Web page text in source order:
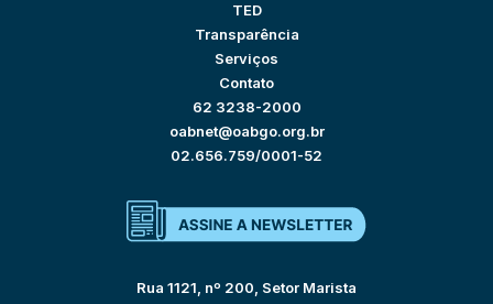
TED
Transparência
Serviços
Contato
62 3238-2000
oabnet@oabgo.org.br
02.656.759/0001-52
Rua 1121, nº 200, Setor Marista